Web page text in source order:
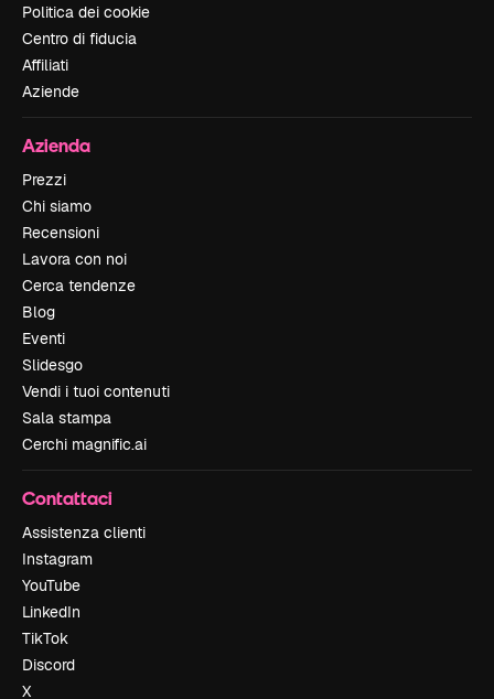
Politica dei cookie
Centro di fiducia
Affiliati
Aziende
Azienda
Prezzi
Chi siamo
Recensioni
Lavora con noi
Cerca tendenze
Blog
Eventi
Slidesgo
Vendi i tuoi contenuti
Sala stampa
Cerchi magnific.ai
Contattaci
Assistenza clienti
Instagram
YouTube
LinkedIn
TikTok
Discord
X